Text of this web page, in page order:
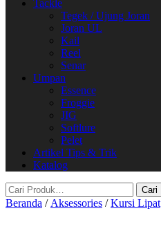
Tackle
Tegek / Ujung Joran
Joran UL
Kail
Reel
Senar
Umpan
Essence
Froggie
JIG
Softlure
Pelet
Artikel Tips & Trik
Katalog
Beranda / Aksessories /Kursi Lipat